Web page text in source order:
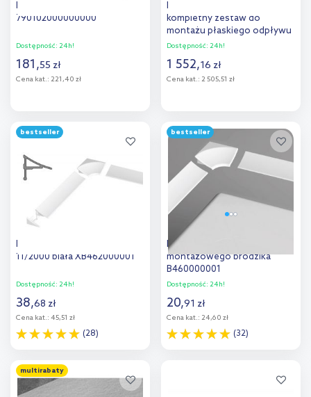
Duravit stelaż do brodzika
790102000000000
Dostępność: 24h!
181,55 zł
Cena kat.: 221,40 zł
Dodaj do
porównania
Hansgrohe uBox Universal
kompletny zestaw do
montażu płaskiego odpływu
liniowego 80 cm do
Dostępność: 24h!
1 552,16 zł
Cena kat.: 2 505,51 zł
Dodaj do
porównania
bestseller
Ravak listwa maskująca
11/2000 biała XB462000001
Dostępność: 24h!
38,68 zł
Cena kat.: 45,51 zł
(28)
Dodaj do
bestseller
Ravak element systemu
montażowego brodzika
B460000001
Dostępność: 24h!
20,91 zł
Cena kat.: 24,60 zł
(32)
multirabaty